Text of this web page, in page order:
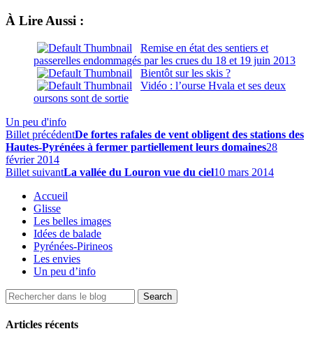
À Lire Aussi :
Remise en état des sentiers et
passerelles endommagés par les crues du 18 et 19 juin 2013
Bientôt sur les skis ?
Vidéo : l’ourse Hvala et ses deux
oursons sont de sortie
Un peu d'info
Billet précédentDe fortes rafales de vent obligent des stations des
Hautes-Pyrénées à fermer partiellement leurs domaines28
février 2014
Billet suivantLa vallée du Louron vue du ciel10 mars 2014
Accueil
Glisse
Les belles images
Idées de balade
Pyrénées-Pirineos
Les envies
Un peu d’info
Articles récents